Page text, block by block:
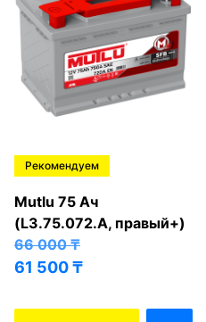
Рекомендуем
Mutlu 75 Ач
(L3.75.072.A, правый+)
66 000₸
61 500₸